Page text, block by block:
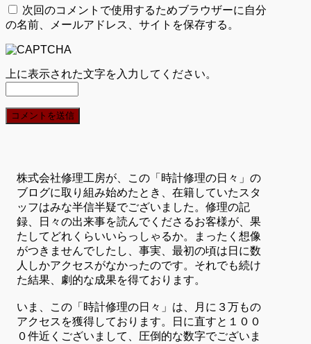
次回のコメントで使用するためブラウザーに自分
の名前、メールアドレス、サイトを保存する。
上に表示された文字を入力してください。
株式会社修理工房が、この「時計修理の日々」の
ブログに取り組み始めたとき、在籍していたスタ
ッフはみな半信半疑でございました。修理の記
録、日々の出来事を読んでくださるお客様が、果
たしてどれくらいいらっしゃるか。まったく想像
がつきませんでしたし、事実、最初の頃は日に数
人しかアクセスがなかったのです。それでも続け
た結果、劇的な成果を得ております。
いま、この「時計修理の日々」は、月に３万もの
アクセスを獲得しております。日に直すと１００
０件近くございまして、圧倒的な数字でございま